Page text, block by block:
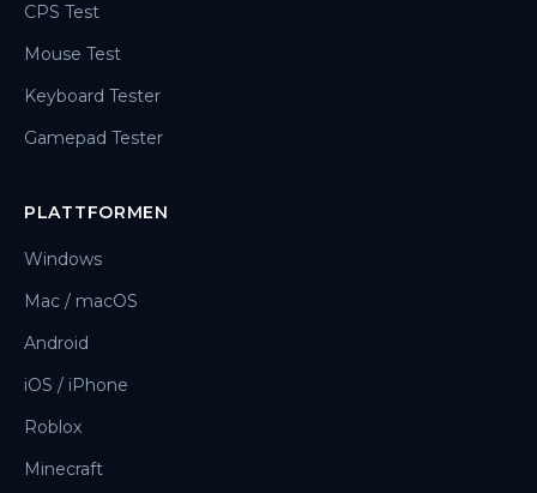
CPS Test
Mouse Test
Keyboard Tester
Gamepad Tester
PLATTFORMEN
Windows
Mac / macOS
Android
iOS / iPhone
Roblox
Minecraft